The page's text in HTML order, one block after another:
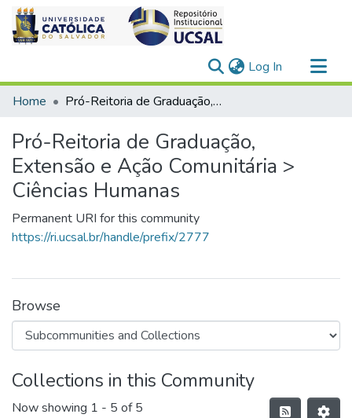
Log In (current)
Communities & Collections
Statistics
Home Pró-Reitoria de Graduação, Extensão e Ação Comunitária > Ciências Humanas
Pró-Reitoria de Graduação,
Extensão e Ação Comunitária >
Ciências Humanas
Permanent URI for this community
https://ri.ucsal.br/handle/prefix/2777
Browse
Collections in this Community
Now showing 1 - 5 of 5